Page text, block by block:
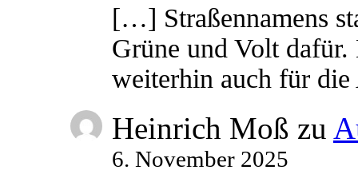
[…] Straßennamens
Grüne und Volt
weiterhin auch für
Heinrich Moß zu
6. November 2025